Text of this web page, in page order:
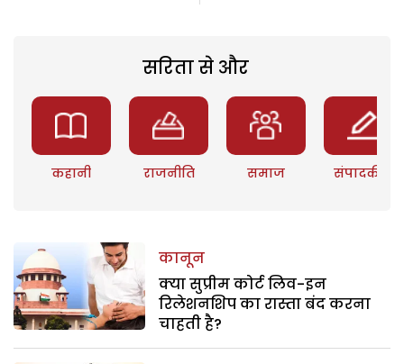
सरिता से और
कहानी राजनीति समाज संपादकीय
कानून
क्या सुप्रीम कोर्ट लिव-इन
रिलेशनशिप का रास्ता बंद करना
चाहती है?